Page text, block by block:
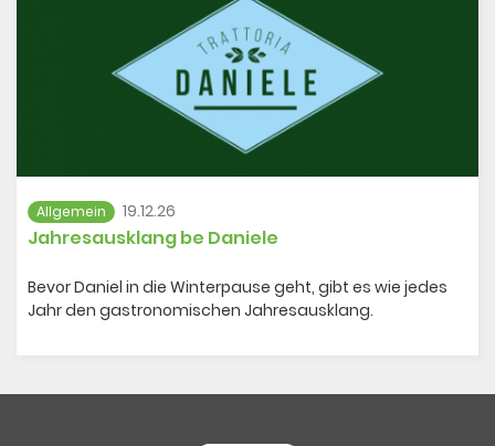
Allgemein 19.12.26
Jahresausklang be Daniele
Bevor Daniel in die Winterpause geht, gibt es wie jedes
Jahr den gastronomischen Jahresausklang.